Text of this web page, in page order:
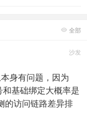
 全部
沙发
身有问题，因为
基础绑定大概率是
的访问链路差异排